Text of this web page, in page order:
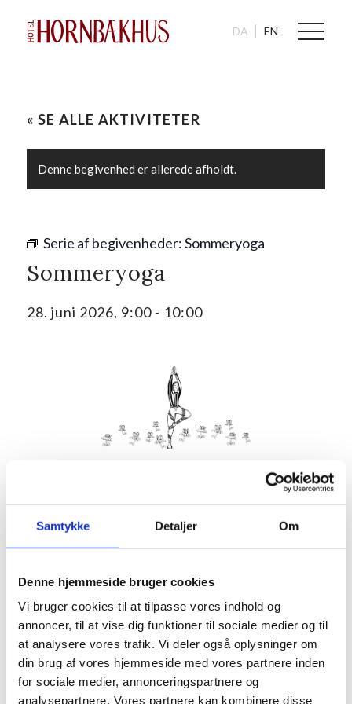
Samtykke Detaljer Om
Denne hjemmeside bruger cookies
Vi bruger cookies til at tilpasse vores indhold og
annoncer, til at vise dig funktioner til sociale medier og til
at analysere vores trafik. Vi deler også oplysninger om
din brug af vores hjemmeside med vores partnere inden
for sociale medier, annonceringspartnere og
analysepartnere. Vores partnere kan kombinere disse
DA EN
« SE ALLE AKTIVITETER
Denne begivenhed er allerede afholdt.
Serie af begivenheder:Sommeryoga
Sommeryoga
28. juni 2026, 9:00- 10:00
Kom med morgenhår og tag din nabo eller bedste ven under
Husk din yogamåtte.
Hvis det er dårligt vejr, er vi indendørs på Villa Strand eller
Hornbækhus.
Info
Tilmelding